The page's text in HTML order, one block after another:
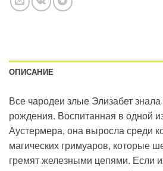
ОПИСАНИЕ
Все чародеи злые Элизабет знала
рождения. Воспитанная в одной
Аустермера, она выросла среди
магических гримуаров, которые
гремят железными цепями. Если